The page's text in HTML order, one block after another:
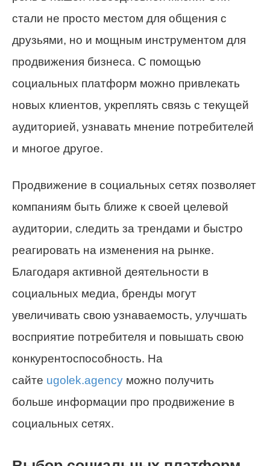
стали не просто местом для общения с
друзьями, но и мощным инструментом для
продвижения бизнеса. С помощью
социальных платформ можно привлекать
новых клиентов, укреплять связь с текущей
аудиторией, узнавать мнение потребителей
и многое другое.
Продвижение в социальных сетях позволяет
компаниям быть ближе к своей целевой
аудитории, следить за трендами и быстро
реагировать на изменения на рынке.
Благодаря активной деятельности в
социальных медиа, бренды могут
увеличивать свою узнаваемость, улучшать
восприятие потребителя и повышать свою
конкурентоспособность. На
сайте ugolek.agency можно получить
больше информации про продвижение в
социальных сетях.